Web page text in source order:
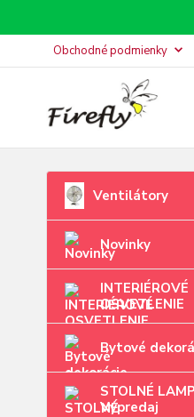
Obchodné podmienky
Ventilátory
Novinky
INTERIÉROVÉ
OSVETLENIE
Bytové
STOLNÉ
Výpredaj